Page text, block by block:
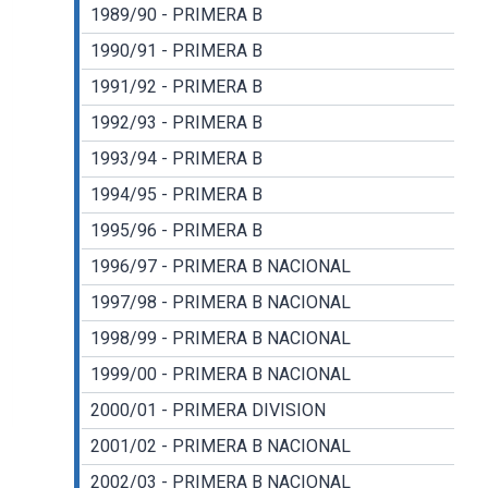
1989/90 - PRIMERA B
1990/91 - PRIMERA B
1991/92 - PRIMERA B
1992/93 - PRIMERA B
1993/94 - PRIMERA B
1994/95 - PRIMERA B
1995/96 - PRIMERA B
1996/97 - PRIMERA B NACIONAL
1997/98 - PRIMERA B NACIONAL
1998/99 - PRIMERA B NACIONAL
1999/00 - PRIMERA B NACIONAL
2000/01 - PRIMERA DIVISION
2001/02 - PRIMERA B NACIONAL
2002/03 - PRIMERA B NACIONAL